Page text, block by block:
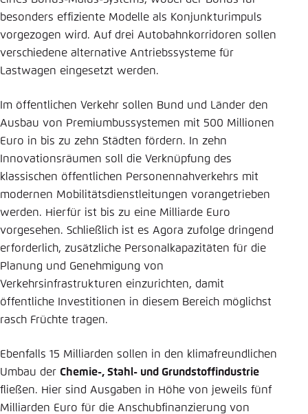
besonders effiziente Modelle als Konjunkturimpuls
vorgezogen wird. Auf drei Autobahnkorridoren sollen
verschiedene alternative Antriebssysteme für
Lastwagen eingesetzt werden.
Im öffentlichen Verkehr sollen Bund und Länder den
Ausbau von Premiumbussystemen mit 500 Millionen
Euro in bis zu zehn Städten fördern. In zehn
Innovationsräumen soll die Verknüpfung des
klassischen öffentlichen Personennahverkehrs mit
modernen Mobilitätsdienstleitungen vorangetrieben
werden. Hierfür ist bis zu eine Milliarde Euro
vorgesehen. Schließlich ist es Agora zufolge dringend
erforderlich, zusätzliche Personalkapazitäten für die
Planung und Genehmigung von
Verkehrsinfrastrukturen einzurichten, damit
öffentliche Investitionen in diesem Bereich möglichst
rasch Früchte tragen.
Ebenfalls 15 Milliarden sollen in den klimafreundlichen
Umbau der Chemie-, Stahl- und Grundstoffindustrie
fließen. Hier sind Ausgaben in Höhe von jeweils fünf
Milliarden Euro für die Anschubfinanzierung von